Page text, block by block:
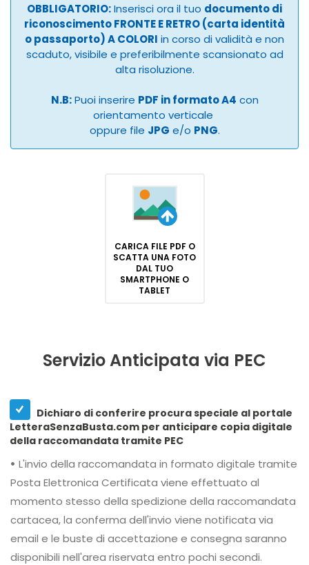
OBBLIGATORIO:Inserisci ora il tuo documento di
riconoscimento FRONTE E RETRO (carta identità
o passaporto) A COLORI in corso di validità e non
scaduto, visibile e preferibilmente scansionato ad
alta risoluzione.
N.B:Puoi inserire PDF in formato A4 con
orientamento verticale
oppure file JPG e/o PNG.
CARICA FILE PDF O
SCATTA UNA FOTO
DAL TUO
SMARTPHONE O
TABLET
Servizio Anticipata via PEC
Dichiaro di conferire procura speciale al portale
LetteraSenzaBusta.com per anticipare copia digitale
della raccomandata tramite PEC
• L'invio della raccomandata in formato digitale tramite
Posta Elettronica Certificata viene effettuato al
momento stesso della spedizione della raccomandata
cartacea, la conferma dell'invio viene notificata via
email e le buste di accettazione e consegna saranno
disponibili nell'area riservata entro pochi secondi.